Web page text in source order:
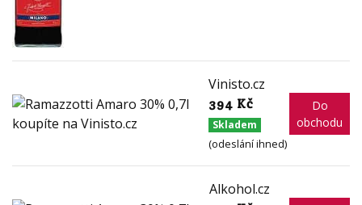
Vinisto.cz
394 Kč
Skladem
(odeslání ihned)
Do
obchodu
Alkohol.cz